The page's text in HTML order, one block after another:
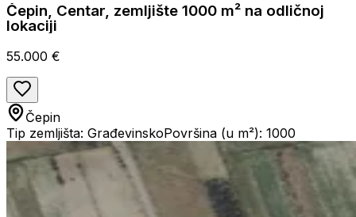
Čepin, Centar, zemljište 1000 m² na odličnoj
lokaciji
55.000 €
Čepin
Tip zemljišta: GrađevinskoPovršina (u m²): 1000